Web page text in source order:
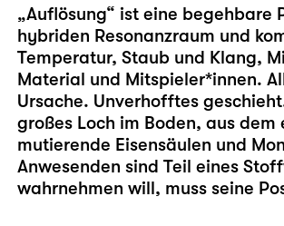
„Auflösung“ ist eine begehbare
hybriden Resonanzraum und
Temperatur, Staub und Klang,
Material und Mitspieler*innen.
Ursache. Unverhofftes
großes Loch im Boden, aus
mutierende Eisensäulen und
Anwesenden sind Teil eines
wahrnehmen will, muss seine